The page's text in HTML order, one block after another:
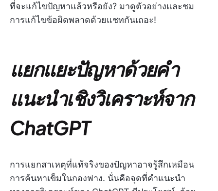
ที่จะแก้ไขปัญหาแล้วหรือยัง? มาดูตัวอย่างและชม
การแก้ไขข้อผิดพลาดด้วยแชทกันเถอะ!
แยกแยะปัญหาด้วยคำ
แนะนำเชิงวิเคราะห์จาก
ChatGPT
การแยกสาเหตุที่แท้จริงของปัญหาอาจรู้สึกเหมือน
การค้นหาเข็มในกองฟาง. นั่นคือจุดที่คำแนะนำ